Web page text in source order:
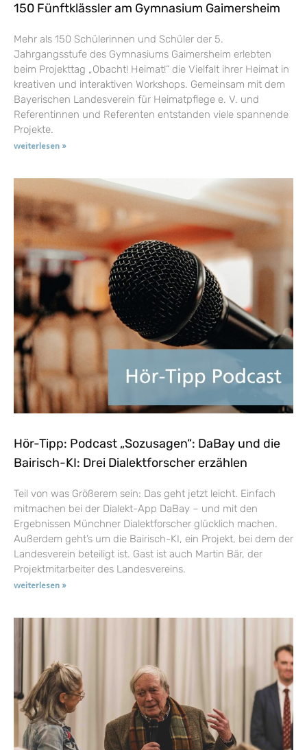
150 Fünftklässler am Gymnasium Gaimersheim
Mehr als 150 Schülerinnen und Schüler der 5.
Jahrgangsstufe des Gymnasiums Gaimersheim erlebten
beim Projekttag „Obacht! Heimat!“ die Vielfalt ihrer Heimat in
kreativen und interaktiven Workshops. Gemeinsam mit dem
Bayerischen Landesverein für Heimatpflege e. V. und
Referentinnen und Referenten entstanden viele spannende
Projekte.
weiterlesen »
Hör-Tipp: Podcast „Sozusagen“: DaBay und die
Bairisch-KI: Drei Dialektforscher erzählen
Teil von was Größerem sein: Das geht jetzt leicht. Einfach
mitmachen bei der Dialekt-App DaBay – und mit den
Ergebnissen Münchner Dialektforscher glücklich machen.
Außerdem geht’s um die Bairisch-KI, ein Projekt, bei dem der
Landesverein beteiligt ist. Gast ist auch Martin Bär, der
Projektmitarbeiter des Landesvereins.
weiterlesen »